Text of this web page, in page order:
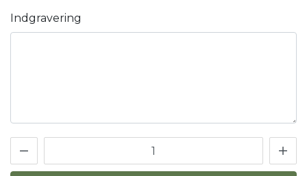
Indgravering